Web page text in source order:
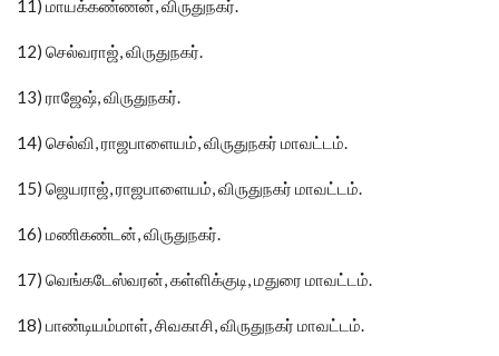
11) மாயக்கண்ணன், விருதுநகர்.
12) செல்வராஜ், விருதுநகர்.
13) ராஜேஷ், விருதுநகர்.
14) செல்வி, ராஜபாளையம், விருதுநகர் மாவட்டம்.
15) ஜெயராஜ், ராஜபாளையம், விருதுநகர் மாவட்டம்.
16) மணிகண்டன், விருதுநகர்.
17) வெங்கடேஸ்வரன், கள்ளிக்குடி, மதுரை மாவட்டம்.
18) பாண்டியம்மாள், சிவகாசி, விருதுநகர் மாவட்டம்.